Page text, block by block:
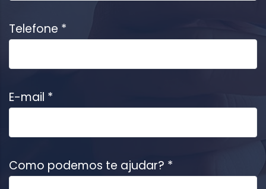
Telefone *
E-mail *
Como podemos te ajudar? *